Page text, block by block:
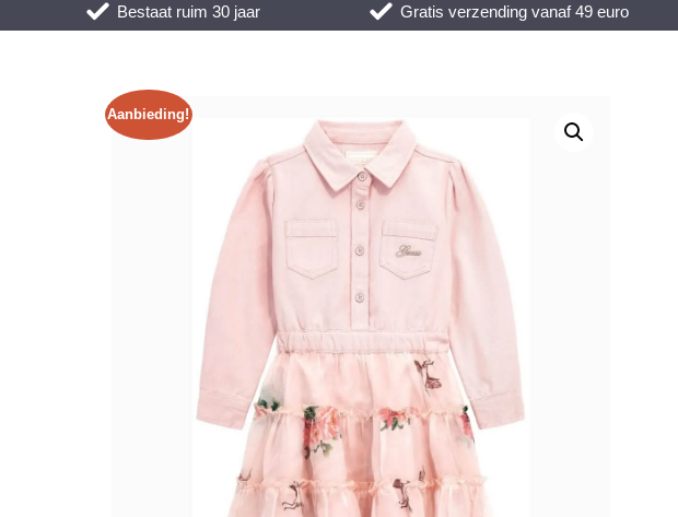
Bestaat ruim 30 jaar Gratis verzending vanaf 49 euro
Aanbieding!